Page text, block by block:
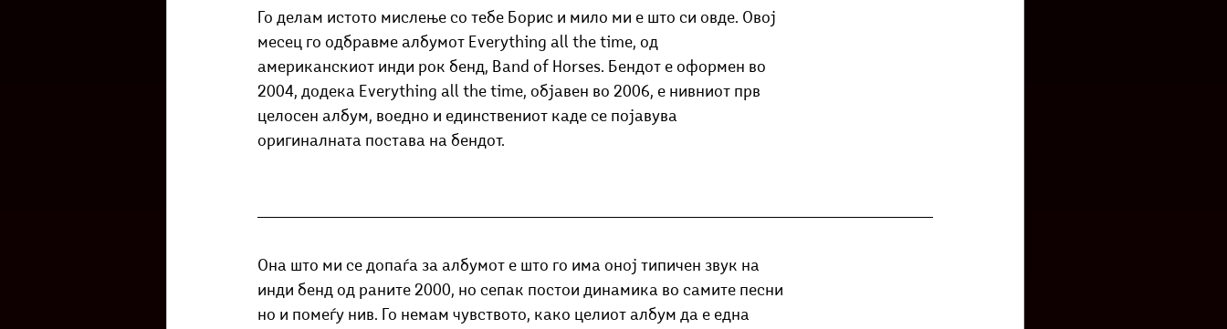
Го делам истото мислење со тебе Борис и мило ми е што си овде. Овој
месец го одбравме албумот Everything all the time, од
американскиот инди рок бенд, Band of Horses. Бендот е оформен во
2004, додека Everything all the time, објавен во 2006, е нивниот прв
целосен албум, воедно и единствениот каде се појавува
оригиналната постава на бендот.
Она што ми се допаѓа за албумот е што го има оној типичен звук на
инди бенд од раните 2000, но сепак постои динамика во самите песни
но и помеѓу нив. Го немам чувството, како целиот албум да е една